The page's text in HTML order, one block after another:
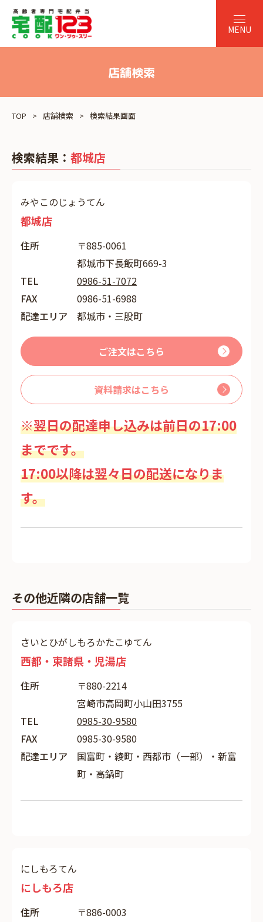
店舗検索
TOP 店舗検索 検索結果画面
検索結果： 都城店
みやこのじょうてん
都城店
住所
〒885-0061
都城市下長飯町669-3
TEL
0986-51-7072
FAX
0986-51-6988
配達エリア
都城市・三股町
ご注文はこちら
資料請求はこちら
※翌日の配達申し込みは前日の17:00
までです。
17:00以降は翌々日の配送になりま
す。
その他近隣の店舗一覧
さいとひがしもろかたこゆてん
西都・東諸県・児湯店
住所
〒880-2214
宮崎市高岡町小山田3755
TEL
0985-30-9580
FAX
0985-30-9580
配達エリア
国富町・綾町・西都市（一部）・新富
町・高鍋町
にしもろてん
にしもろ店
住所
〒886-0003